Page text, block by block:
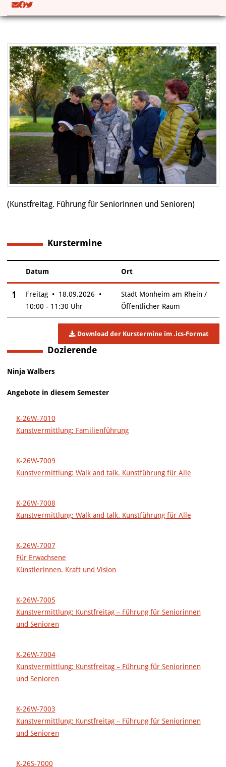
(Kunstfreitag. Führung für Seniorinnen und Senioren)
Kurstermine
Insgesamt gibt es 1 Termine zum diesen Kurs
–
Datum Ort
1
Freitag • 18.09.2026 •
10:00 - 11:30 Uhr
Stadt Monheim am Rhein /
Öffentlicher Raum
Download der Kurstermine im .ics-Format
Dozierende
Ninja Walbers
Angebote in diesem Semester
K-26W-7010
Kunstvermittlung: Familienführung
K-26W-7009
Kunstvermittlung: Walk and talk. Kunstführung für Alle
K-26W-7008
Kunstvermittlung: Walk and talk. Kunstführung für Alle
K-26W-7007
Für Erwachsene
Künstlerinnen. Kraft und Vision
K-26W-7005
Kunstvermittlung: Kunstfreitag – Führung für Seniorinnen
und Senioren
K-26W-7004
Kunstvermittlung: Kunstfreitag – Führung für Seniorinnen
und Senioren
K-26W-7003
Kunstvermittlung: Kunstfreitag – Führung für Seniorinnen
und Senioren
K-26S-7000